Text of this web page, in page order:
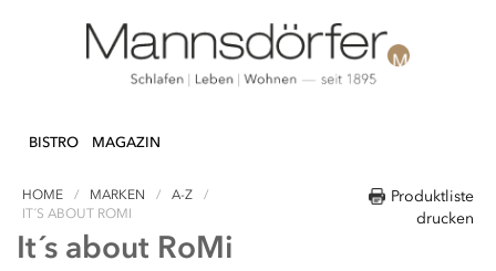
zum
BISTRO MAGAZIN
Produktliste
drucken
HOME MARKEN
A-Z
IT´S ABOUT ROMI
It´s about RoMi